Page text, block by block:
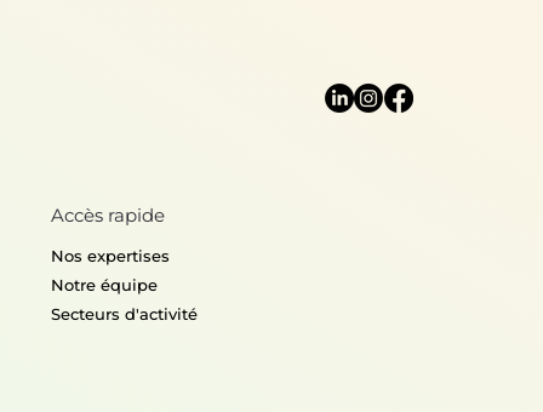
Accès rapide
Nos expertises
Notre équipe
Secteurs d'activité